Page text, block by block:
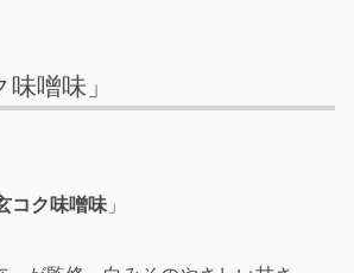
噌味」
コク味噌味 」